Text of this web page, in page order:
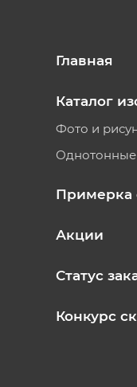
Главная
Каталог
Фото и
Примерка
Акции
Статус
Конкурс